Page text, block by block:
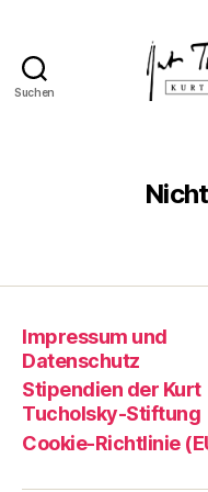
Suchen
Impressum und
Datenschutz
Stipendien der Kurt
Tucholsky-Stiftung
Cookie-Richtlinie